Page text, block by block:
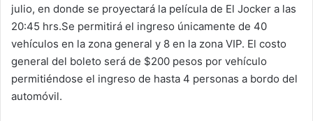
julio, en donde se proyectará la película de El Jocker a las
20:45 hrs.Se permitirá el ingreso únicamente de 40
vehículos en la zona general y 8 en la zona VIP. El costo
general del boleto será de $200 pesos por vehículo
permitiéndose el ingreso de hasta 4 personas a bordo del
automóvil.